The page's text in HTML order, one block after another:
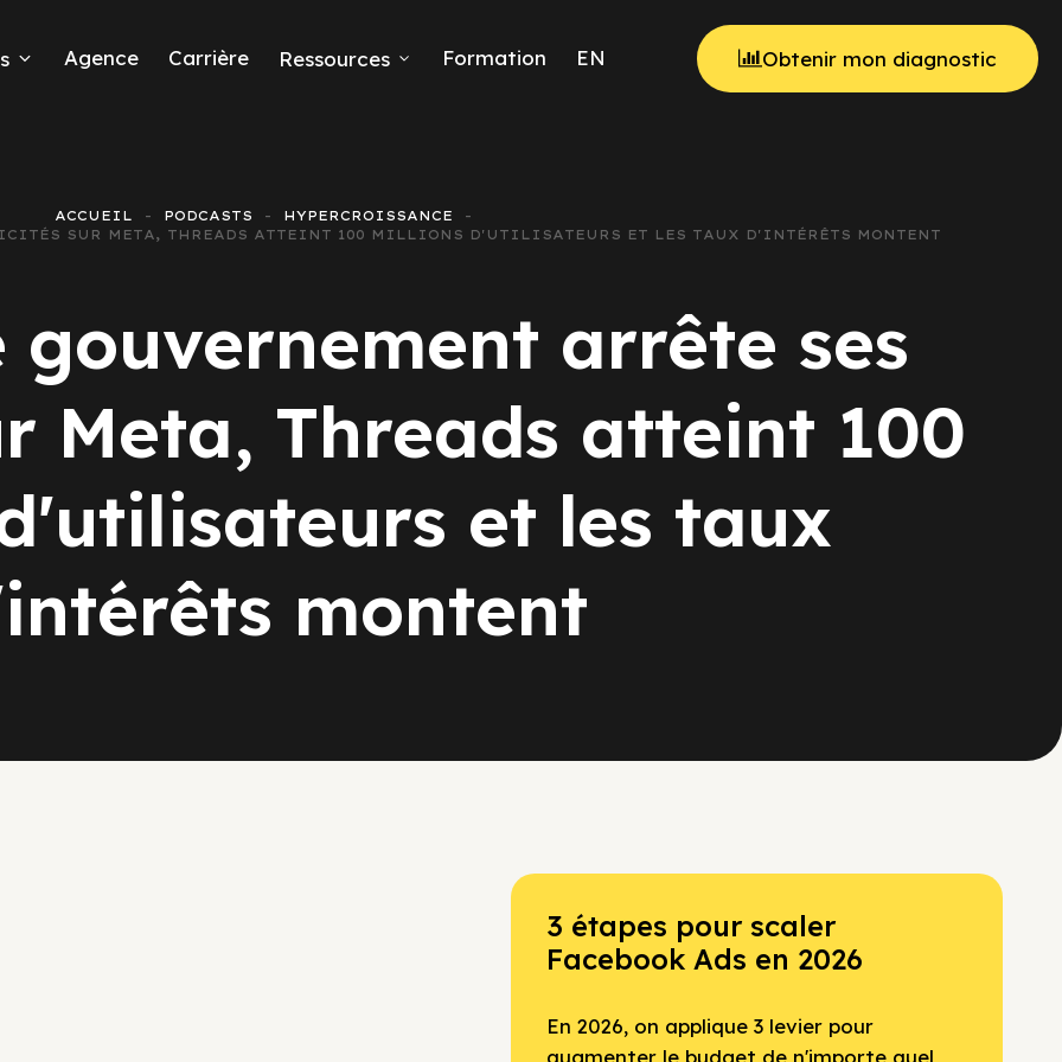
Agence Carrière Ressources Formation EN Obtenir mon diagnostic
ACCUEIL PODCASTS
HYPERCROISSANCE
SUR META, THREADS ATTEINT 100 MILLIONS D'UTILISATEURS ET LES TAUX D'INTÉRÊTS MONTENT
gouvernement arrête ses
Meta, Threads atteint 100
et les taux
montent
3 étapes pour scaler
Facebook Ads en 2026
En 2026, on applique 3 levier pour
augmenter le budget de n'importe quel